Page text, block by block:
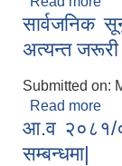
सार्वजनिक
अत्यन्त
Submitted on:
Read more
आ.व २०८१/
सम्बन्धमा|